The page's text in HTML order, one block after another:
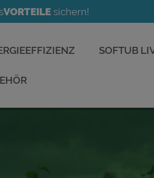
Whirlpool&Living
Whirlpool&Living
SOFTUB